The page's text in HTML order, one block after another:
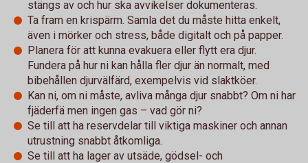
stängs av och hur ska avvikelser dokumenteras.
Ta fram en krispärm. Samla det du måste hitta enkelt,
även i mörker och stress, både digitalt och på papper.
Planera för att kunna evakuera eller flytt era djur.
Fundera på hur ni kan hålla fler djur än normalt, med
bibehållen djurvälfärd, exempelvis vid slaktköer.
Kan ni, om ni måste, avliva många djur snabbt? Om ni har
fjäderfä men ingen gas – vad gör ni?
Se till att ha reservdelar till viktiga maskiner och annan
utrustning snabbt åtkomliga.
Se till att ha lager av utsäde, gödsel- och